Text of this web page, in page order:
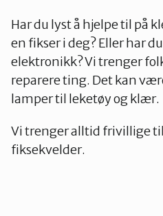
Har du lyst å hjelpe til på
en fikser i deg? Eller har
elektronikk? Vi trenger
reparere ting. Det kan
lamper til leketøy og klær.
Vi trenger alltid frivillige
fiksekvelder.